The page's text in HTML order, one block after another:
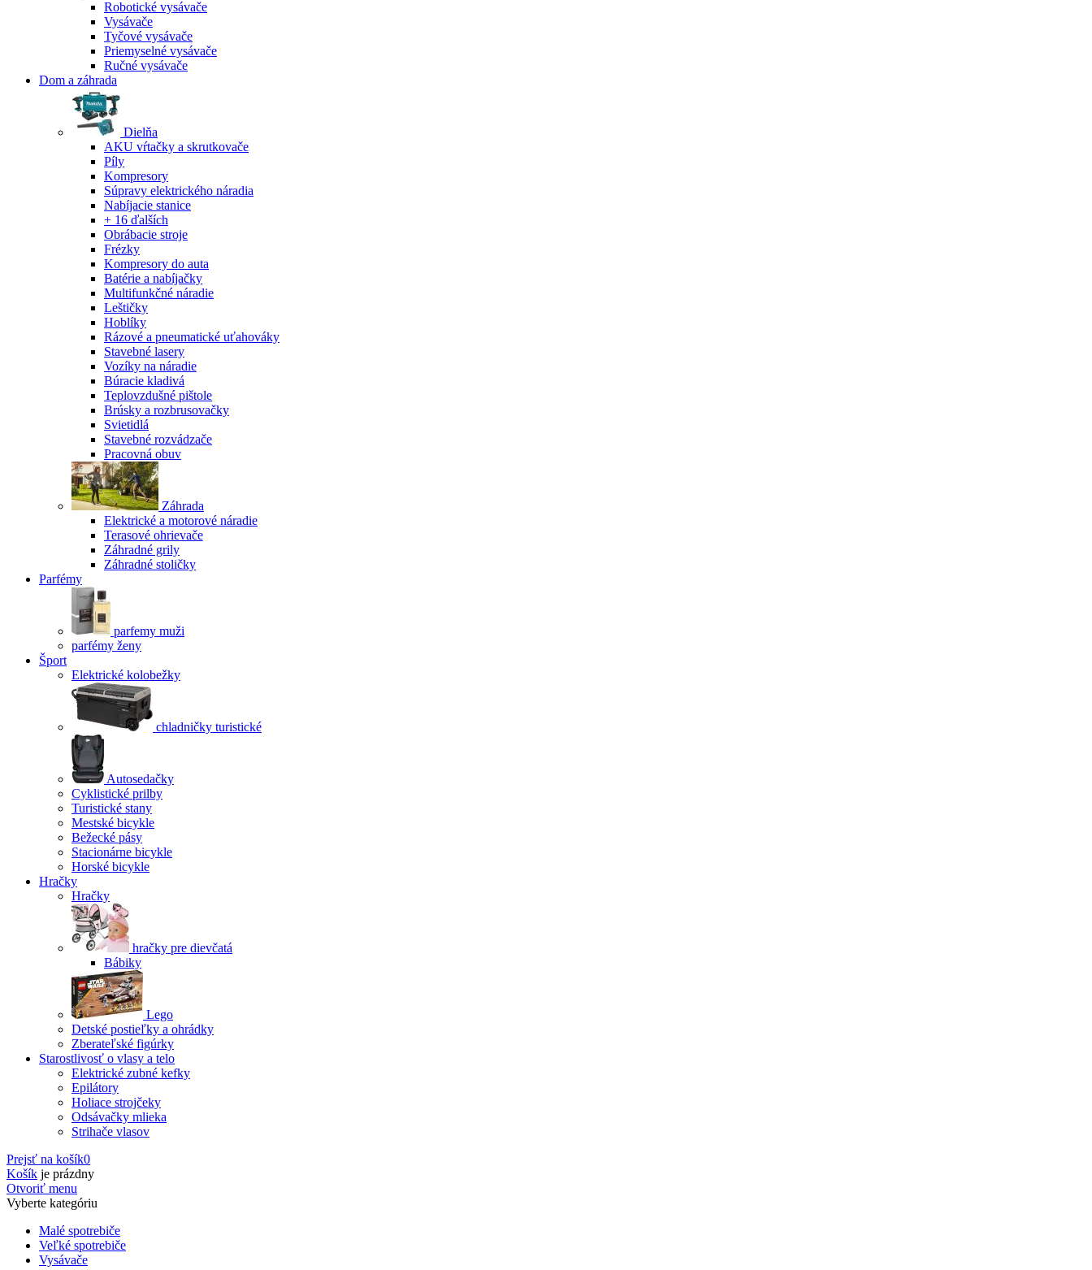
Robotické vysávače
Vysávače
Tyčové vysávače
Priemyselné vysávače
Ručné vysávače
Dom a záhrada
Dielňa
AKU vŕtačky a skrutkovače
Píly
Kompresory
Súpravy elektrického náradia
Nabíjacie stanice
+ 16 ďalších
Obrábacie stroje
Frézky
Kompresory do auta
Batérie a nabíjačky
Multifunkčné náradie
Leštičky
Hoblíky
Rázové a pneumatické uťahováky
Stavebné lasery
Vozíky na náradie
Búracie kladivá
Teplovzdušné pištole
Brúsky a rozbrusovačky
Svietidlá
Stavebné rozvádzače
Pracovná obuv
Záhrada
Elektrické a motorové náradie
Terasové ohrievače
Záhradné grily
Záhradné stoličky
Parfémy
parfemy muži
parfémy ženy
Šport
Elektrické kolobežky
chladničky turistické
Autosedačky
Cyklistické prilby
Turistické stany
Mestské bicykle
Bežecké pásy
Stacionárne bicykle
Horské bicykle
Hračky
Hračky
hračky pre dievčatá
Bábiky
Lego
Detské postieľky a ohrádky
Zberateľské figúrky
Starostlivosť o vlasy a telo
Elektrické zubné kefky
Epilátory
Holiace strojčeky
Odsávačky mlieka
Strihače vlasov
Prejsť na košík0
Košík je prázdny
Otvoriť menu
Vyberte kategóriu
Malé spotrebiče
Veľké spotrebiče
Vysávače